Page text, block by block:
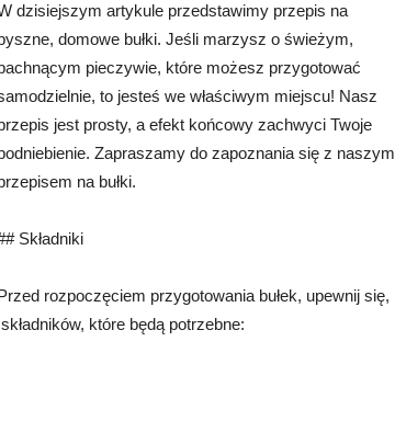
dzisiejszym artykule przedstawimy przepis na
domowe bułki. Jeśli marzysz o świeżym,
pieczywie, które możesz przygotować
to jesteś we właściwym miejscu! Nasz
jest prosty, a efekt końcowy zachwyci Twoje
Zapraszamy do zapoznania się z naszym
na bułki.
Składniki
rozpoczęciem przygotowania bułek, upewnij się,
które będą potrzebne: